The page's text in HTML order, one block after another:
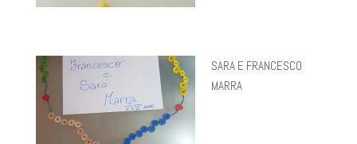
SARA E FRANCESCO
MARRA